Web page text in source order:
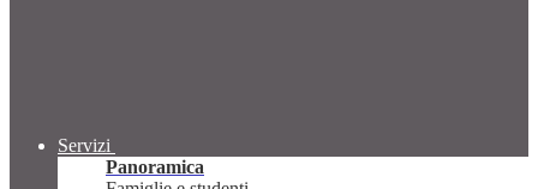
Servizi
Panoramica